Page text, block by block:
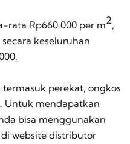
rata Rp660.000 per m2,
keseluruhan
perekat, ongkos
Untuk mendapatkan
bisa menggunakan
website distributor